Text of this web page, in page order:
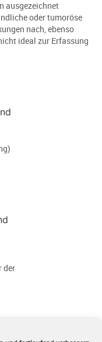
ausgezeichnet
oder tumoröse
nach, ebenso
ideal zur Erfassung
der